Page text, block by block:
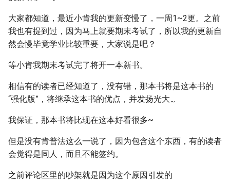
大家都知道，最近小肯我的更新变慢了，一周1~2更。之前
我也有提到过，因为马上就要期末考试了，所以我的更新自
然会慢毕竟学业比较重要，大家说是吧？
等小肯我期末考试完了将开一本新书。
相信有的读者已经知道了，没有错，那本书将是这本书的
“强化版”，将继承这本书的优点，并发扬光大 ~
我保证，那本书将比现在这本好看很多~
但是没有肯普法这么一说了，因为包含这个东西，有的读者
会觉得是同人，而且不能签约。
之前评论区里的吵架就是因为这个原因引发的